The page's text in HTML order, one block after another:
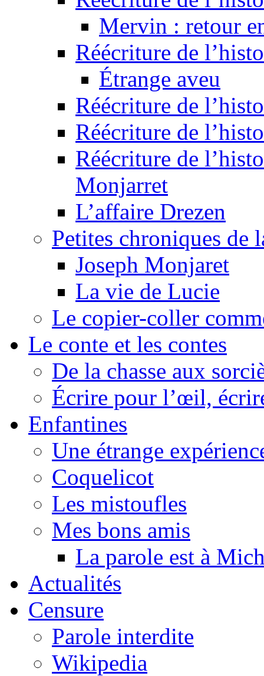
Mervin : retour
Réécriture de
Étrange aveu
Réécriture de
Réécriture de
Réécriture de
Monjarret
L’affaire Drezen
Petites chroniques de
Joseph Monjaret
La vie de Lucie
Le copier-coller
Le conte et les contes
De la chasse aux
Écrire pour l’œil,
Enfantines
Une étrange
Coquelicot
Les mistoufles
Mes bons amis
La parole est à
Actualités
Censure
Parole interdite
Wikipedia